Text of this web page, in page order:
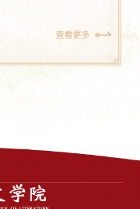
查看更多